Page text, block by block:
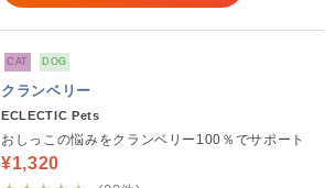
CAT DOG
クランベリー
ECLECTIC Pets
おしっこの悩みをクランベリー100％でサポート
¥1,320